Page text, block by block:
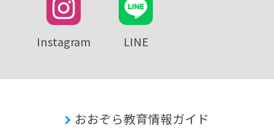
Instagram LINE
おおぞら教育情報ガイド